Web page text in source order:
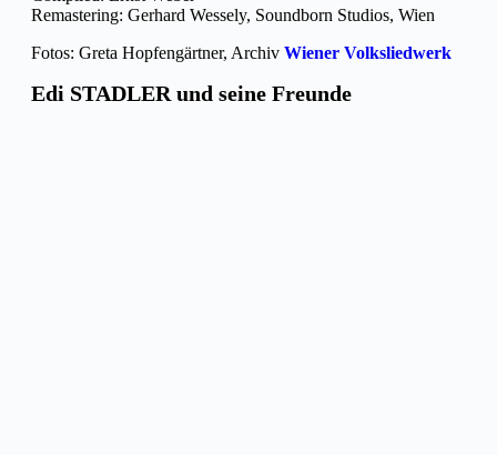
Remastering: Gerhard Wessely, Soundborn Studios, Wien
Fotos: Greta Hopfengärtner, Archiv Wiener Volksliedwerk
Edi STADLER und seine Freunde